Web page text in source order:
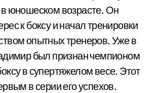
юношеском возрасте. Он
к боксу и начал тренировки
опытных тренеров. Уже в
был признан чемпионом
в супертяжелом весе. Этот
в серии его успехов.